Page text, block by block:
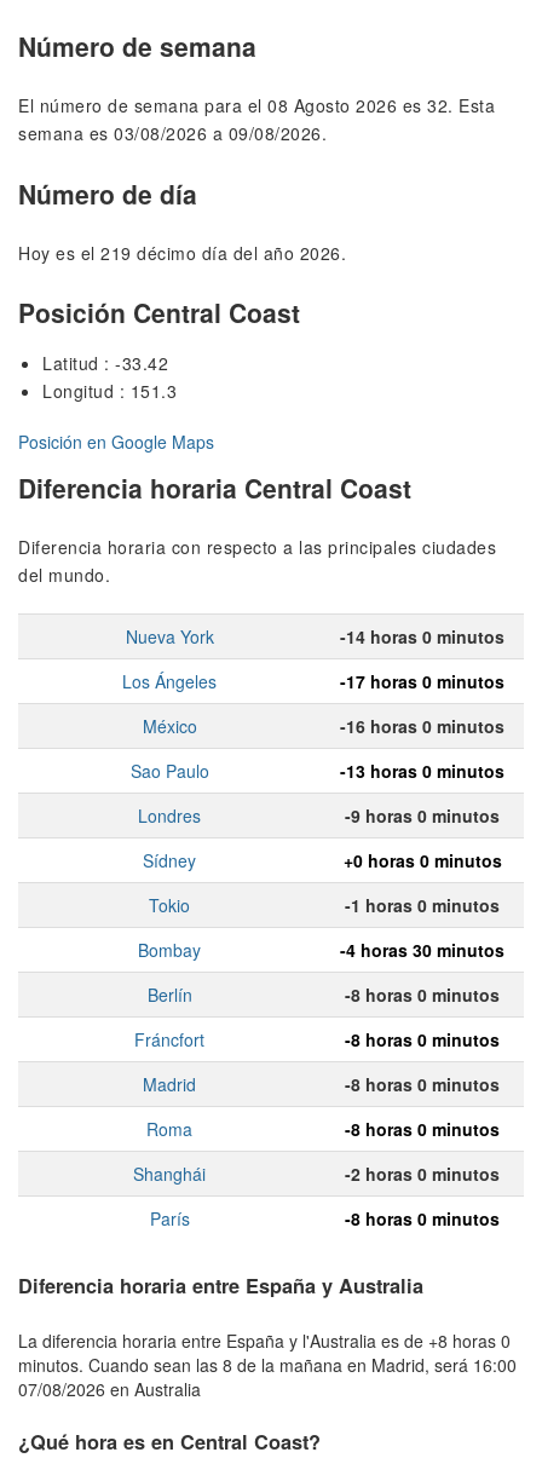
Número de semana
El número de semana para el 08 Agosto 2026 es 32. Esta
semana es 03/08/2026 a 09/08/2026.
Número de día
Hoy es el 219 décimo día del año 2026.
Posición Central Coast
Latitud : -33.42
Longitud : 151.3
Posición en Google Maps
Diferencia horaria Central Coast
Diferencia horaria con respecto a las principales ciudades
del mundo.
Nueva York
-14 horas 0 minutos
Los Ángeles
-17 horas 0 minutos
México
-16 horas 0 minutos
Sao Paulo
-13 horas 0 minutos
Londres
-9 horas 0 minutos
Sídney
+0 horas 0 minutos
Tokio
-1 horas 0 minutos
Bombay
-4 horas 30 minutos
Berlín
-8 horas 0 minutos
Fráncfort
-8 horas 0 minutos
Madrid
-8 horas 0 minutos
Roma
-8 horas 0 minutos
Shanghái
-2 horas 0 minutos
París
-8 horas 0 minutos
Diferencia horaria entre España y Australia
La diferencia horaria entre España y l'Australia es de +8 horas 0
minutos. Cuando sean las 8 de la mañana en Madrid, será 16:00
07/08/2026 en Australia
¿Qué hora es en Central Coast?